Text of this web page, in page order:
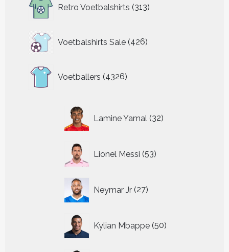
Retro Voetbalshirts 313
producten
Voetbalshirts Sale 426
426
producten
Voetballers 4326
producten
Lamine Yamal 32
producten
Lionel Messi 53
producten
Neymar Jr 27
producten
Kylian Mbappe 50
producten